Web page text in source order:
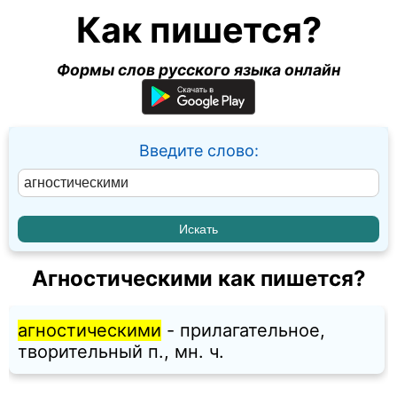
Как пишется?
Формы слов русского языка онлайн
Введите слово:
Агностическими как пишется?
агностическими - прилагательное,
творительный п., мн. ч.